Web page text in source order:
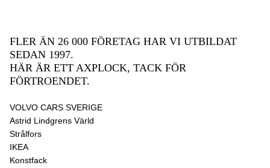
FLER ÄN 26 000 FÖRETAG HAR VI UTBILDAT
SEDAN 1997.
HÄR ÄR ETT AXPLOCK, TACK FÖR
FÖRTROENDET.
VOLVO CARS SVERIGE
Astrid Lindgrens Värld
Strålfors
IKEA
Konstfack